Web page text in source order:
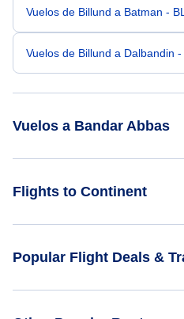
Vuelos de Billund a Batman -
Vuelos de Billund a Dalbandin -
Vuelos a Bandar Abbas
Vuelos de Bangalore a Bandar
Flights to Continent
Popular Flight Deals &